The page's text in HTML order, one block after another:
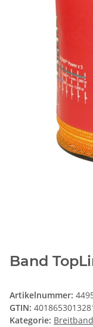
Band
Artikelnummer:
GTIN:
Kategorie: Breitband